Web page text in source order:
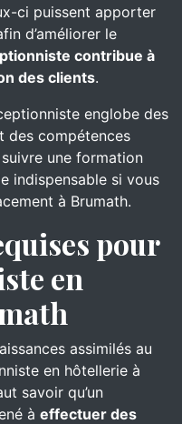
ci puissent apporter
d’améliorer le
contribue à
des clients.
englobe des
des compétences
une formation
indispensable si vous
à Brumath.
pour
en
assimilés au
en hôtellerie à
savoir qu’un
à effectuer des